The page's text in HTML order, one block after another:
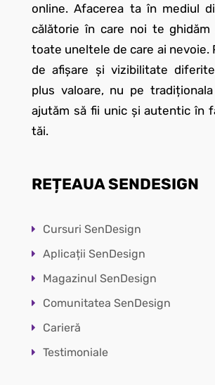
online. Afacerea ta în mediul
călătorie în care noi te
toate uneltele de care ai nevoie.
de afișare și vizibilitate
plus valoare, nu pe
ajutăm să fii unic și autentic în
tăi.
REȚEAUA SENDESIGN
Cursuri SenDesign
Aplicații SenDesign
Magazinul SenDesign
Comunitatea SenDesign
Carieră
Testimoniale